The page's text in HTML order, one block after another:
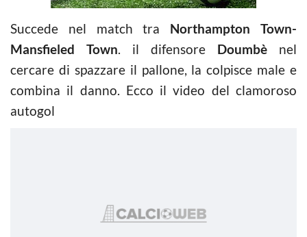
Succede nel match tra Northampton Town-
Mansfieled Town. il difensore Doumbè nel
cercare di spazzare il pallone, la colpisce male e
combina il danno. Ecco il video del clamoroso
autogol